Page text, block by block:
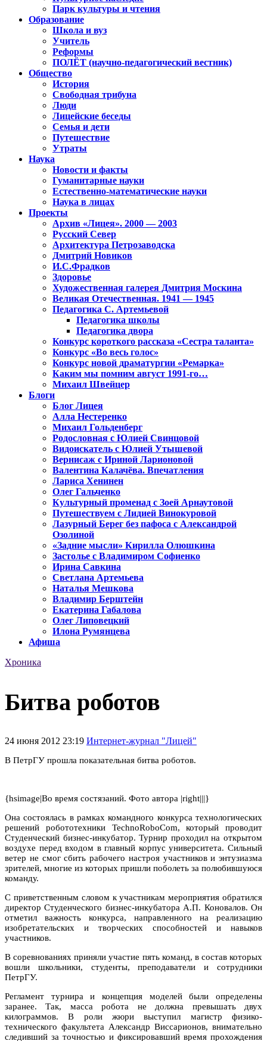
Парк культуры и чтения
Образование
Школа и вуз
Учитель
Реформы
ПОЛЁТ (научно-педагогический вестник)
Общество
История
Свободная трибуна
Люди
Лицейские беседы
Семья и дети
Путешествие
Утраты
Наука
Новости и факты
Гуманитарные науки
Естественно-математические науки
Наука в лицах
Проекты
Архив «Лицея». 2000 — 2003
Русский Север
Архитектура Петрозаводска
Дмитрий Новиков
И.С.Фрадков
Здоровье
Художественная галерея Дмитрия Москина
Великая Отечественная. 1941 — 1945
Педагогика С. Артемьевой
Педагогика школы
Педагогика двора
Конкурс короткого рассказа «Сестра таланта»
Конкурс «Во весь голос»
Конкурс новой драматургии «Ремарка»
Каким мы помним август 1991-го…
Михаил Швейцер
Блоги
Блог Лицея
Алла Нестеренко
Михаил Гольденберг
Родословная с Юлией Свинцовой
Видоискатель с Юлией Утышевой
Вернисаж с Ириной Ларионовой
Валентина Калачёва. Впечатления
Лариса Хенинен
Олег Гальченко
Культурный променад с Зоей Арнаутовой
Путешествуем с Лидией Винокуровой
Лазурный Берег без пафоса с Александрой
Озолиной
«Задние мысли» Кирилла Олюшкина
Застолье с Владимиром Софиенко
Ирина Савкина
Светлана Артемьева
Наталья Мешкова
Владимир Берштейн
Екатерина Габалова
Олег Липовецкий
Илона Румянцева
Афиша
Хроника
Битва роботов
24 июня 2012 23:19 Интернет-журнал "Лицей"
В ПетрГУ прошла показательная битва роботов.
{hsimage|Во время состязаний. Фото автора |right|||}
Она состоялась в рамках командного конкурса технологических
решений робототехники TechnoRoboCom,который проводит
Студенческий бизнес-инкубатор. Турнир проходил на открытом
воздухе перед входом в главный корпус университета. Сильный
ветер не смог сбить рабочего настроя участников и энтузиазма
зрителей, многие из которых пришли поболеть за полюбившуюся
команду.
С приветственным словом к участникам мероприятия обратился
директор Студенческого бизнес-инкубатора А.П. Коновалов. Он
отметил важность конкурса, направленного на реализацию
изобретательских и творческих способностей и навыков
участников.
В соревнованиях приняли участие пять команд, в состав которых
вошли школьники, студенты, преподаватели и сотрудники
ПетрГУ.
Регламент турнира и концепция моделей были определены
заранее. Так, масса робота не должна превышать двух
килограммов.
В роли жюри выступил магистр физико-
технического факультета Александр Виссарионов, внимательно
следивший за точностью и фиксировавший время прохождения